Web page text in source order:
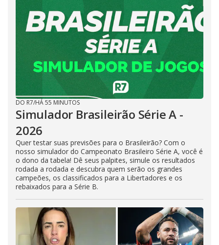
DO R7/HÁ 55 MINUTOS
Simulador Brasileirão Série A -
2026
Quer testar suas previsões para o Brasileirão? Com o
nosso simulador do Campeonato Brasileiro Série A, você é
o dono da tabela! Dê seus palpites, simule os resultados
rodada a rodada e descubra quem serão os grandes
campeões, os classificados para a Libertadores e os
rebaixados para a Série B.